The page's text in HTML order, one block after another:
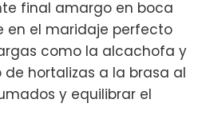
final amargo en boca
en el maridaje perfecto
como la alcachofa y
de hortalizas a la brasa al
y equilibrar el